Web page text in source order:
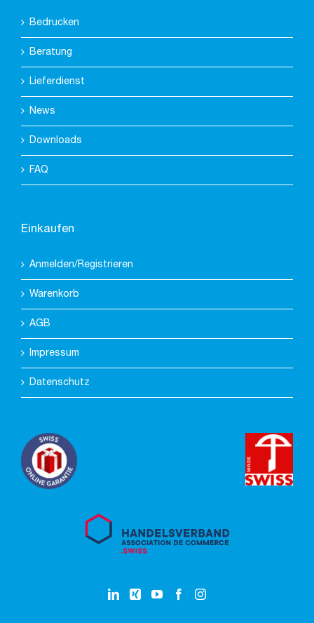
Bedrucken
Beratung
Lieferdienst
News
Downloads
FAQ
Einkaufen
Anmelden/Registrieren
Warenkorb
AGB
Impressum
Datenschutz